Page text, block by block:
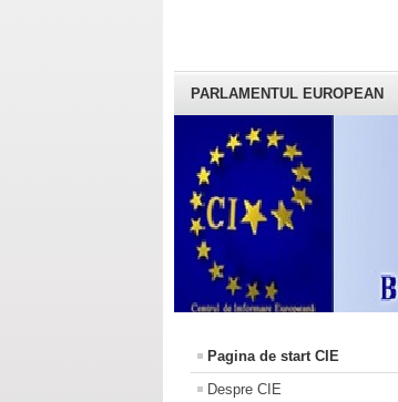
PARLAMENTUL EUROPEAN
Pagina de start CIE
Despre CIE